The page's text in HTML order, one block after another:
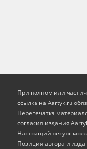
При полном или
ссылка на Aartyk.ru
Перепечатка
согласия издания
Настоящий ресурс
Позиция автора и